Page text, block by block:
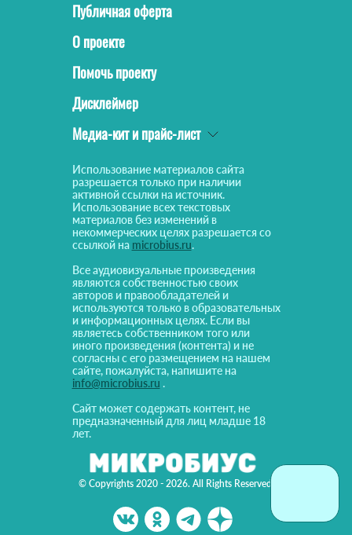
© Copyrights 2020 - 2026. All Rights Reserved!
Публичная оферта
О проекте
Помочь проекту
Дисклеймер
Медиа-кит и прайс-лист
Использование материалов сайта
разрешается только при наличии
активной ссылки на источник.
Использование всех текстовых
материалов без изменений в
некоммерческих целях разрешается со
ссылкой на microbius.ru.
Все аудиовизуальные произведения
являются собственностью своих
авторов и правообладателей и
используются только в образовательных
и информационных целях. Если вы
являетесь собственником того или
иного произведения (контента) и не
согласны с его размещением на нашем
сайте, пожалуйста, напишите на
info@microbius.ru .
Сайт может содержать контент, не
предназначенный для лиц младше 18
лет.